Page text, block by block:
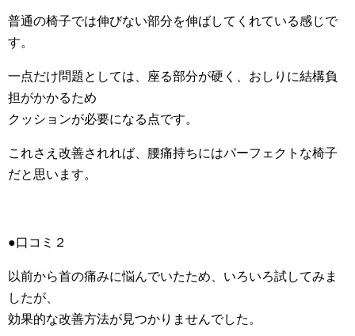
普通の椅子では伸びない部分を伸ばしてくれている感じで
す。
一点だけ問題としては、座る部分が硬く、おしりに結構負
担がかかるため
クッションが必要になる点です。
これさえ改善されれば、腰痛持ちにはパーフェクトな椅子
だと思います。
●口コミ２
以前から首の痛みに悩んでいたため、いろいろ試してみま
したが、
効果的な改善方法が見つかりませんでした。